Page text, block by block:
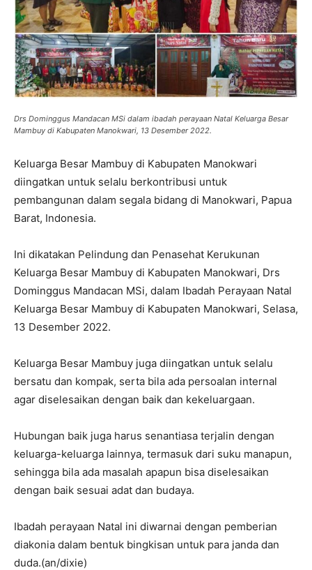
Drs Dominggus Mandacan MSi dalam ibadah perayaan Natal Keluarga Besar
Mambuy di Kabupaten Manokwari, 13 Desember 2022.
Keluarga Besar Mambuy di Kabupaten Manokwari
diingatkan untuk selalu berkontribusi untuk
pembangunan dalam segala bidang di Manokwari, Papua
Barat, Indonesia.
Ini dikatakan Pelindung dan Penasehat Kerukunan
Keluarga Besar Mambuy di Kabupaten Manokwari, Drs
Dominggus Mandacan MSi, dalam Ibadah Perayaan Natal
Keluarga Besar Mambuy di Kabupaten Manokwari, Selasa,
13 Desember 2022.
Keluarga Besar Mambuy juga diingatkan untuk selalu
bersatu dan kompak, serta bila ada persoalan internal
agar diselesaikan dengan baik dan kekeluargaan.
Hubungan baik juga harus senantiasa terjalin dengan
keluarga-keluarga lainnya, termasuk dari suku manapun,
sehingga bila ada masalah apapun bisa diselesaikan
dengan baik sesuai adat dan budaya.
Ibadah perayaan Natal ini diwarnai dengan pemberian
diakonia dalam bentuk bingkisan untuk para janda dan
duda.(an/dixie)